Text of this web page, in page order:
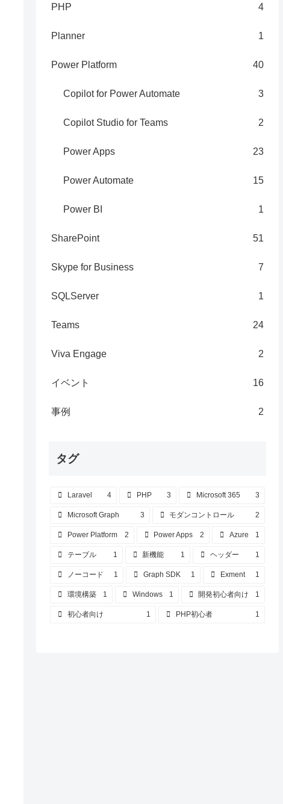
PHP 4
Planner 1
Power Platform 40
Copilot for Power Automate 3
Copilot Studio for Teams 2
Power Apps 23
Power Automate 15
Power BI 1
SharePoint 51
Skype for Business 7
SQLServer 1
Teams 24
Viva Engage 2
イベント 16
事例 2
タグ
Laravel 4 PHP 3 Microsoft 365 3
Microsoft Graph 3 モダンコントロール 2
Power Platform 2 Power Apps 2 Azure 1
テーブル 1 新機能 1 ヘッダー 1
ノーコード 1 Graph SDK 1 Exment 1
環境構築 1 Windows 1 開発初心者向け 1
初心者向け 1 PHP初心者 1